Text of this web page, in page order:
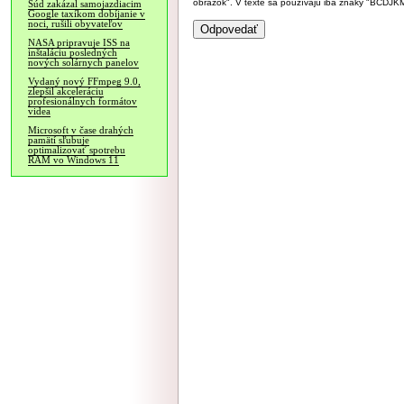
Súd zakázal samojazdiacim
Google taxíkom dobíjanie v
noci, rušili obyvateľov
NASA pripravuje ISS na
inštaláciu posledných
nových solárnych panelov
Vydaný nový FFmpeg 9.0,
zlepšil akceleráciu
profesionálnych formátov
videa
Microsoft v čase drahých
pamätí sľubuje
optimalizovať spotrebu
RAM vo Windows 11
obrázok". V texte sa používajú iba znaky